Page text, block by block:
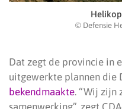
© Defensie
Dat zegt de provincie in
uitgewerkte plannen die
bekendmaakte. “Wij zijn